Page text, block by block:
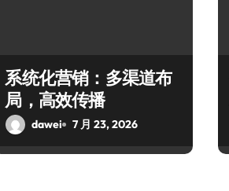
系统化营销：多渠道布
局，高效传播
dawei 7 月 23, 2026